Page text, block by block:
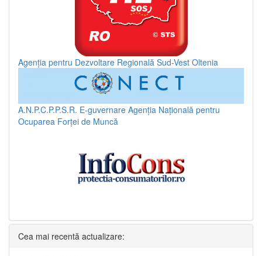
Agenția pentru Dezvoltare Regională Sud-Vest Oltenia
A.N.P.C.P.P.S.R. E-guvernare Agenția Națională pentru
Ocuparea Forței de Muncă
Cea mai recentă actualizare: